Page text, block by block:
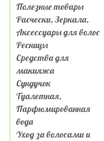
Полезные товары
Расчески, Зеркала,
Аксессуары для волос
Ресницы
Средства для
макияжа
Сундучок
Туалетная,
Парфюмированная
вода
Уход за волосами и